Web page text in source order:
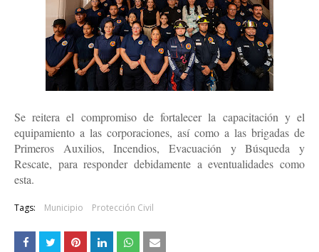
Se reitera el compromiso de fortalecer la capacitación y el
equipamiento a las corporaciones, así como a las brigadas de
Primeros Auxilios, Incendios, Evacuación y Búsqueda y
Rescate, para responder debidamente a eventualidades como
esta.
Tags: Municipio Protección Civil